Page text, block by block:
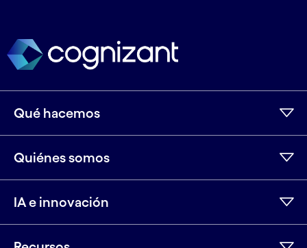
Qué hacemos
Quiénes somos
IA e innovación